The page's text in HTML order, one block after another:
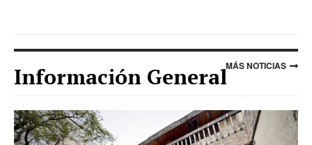
Información GeneralMÁS NOTICIAS